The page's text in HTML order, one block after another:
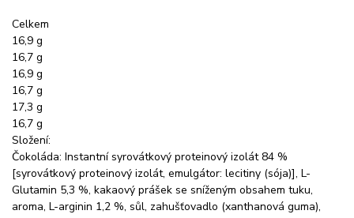
Celkem
16,9 g
16,7 g
16,9 g
16,7 g
17,3 g
16,7 g
Složení:
Čokoláda: Instantní syrovátkový proteinový izolát 84 %
[syrovátkový proteinový izolát, emulgátor: lecitiny (sója)], L-
Glutamin 5,3 %, kakaový prášek se sníženým obsahem tuku,
aroma, L-arginin 1,2 %, sůl, zahušťovadlo (xanthanová guma),